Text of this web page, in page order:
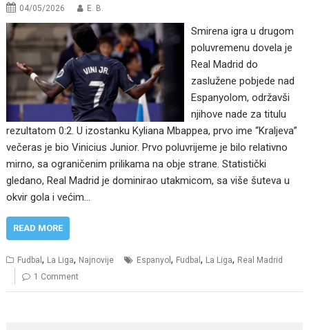
04/05/2026 E. B.
Smirena igra u drugom
poluvremenu dovela je
Real Madrid do
zaslužene pobjede nad
Espanyolom, održavši
njihove nade za titulu
rezultatom 0:2. U izostanku Kyliana Mbappea, prvo ime “Kraljeva”
večeras je bio Vinicius Junior. Prvo poluvrijeme je bilo relativno
mirno, sa ograničenim prilikama na obje strane. Statistički
gledano, Real Madrid je dominirao utakmicom, sa više šuteva u
okvir gola i većim…
READ MORE
Fudbal, La Liga, Najnovije Espanyol, Fudbal, La Liga, Real Madrid
1 Comment